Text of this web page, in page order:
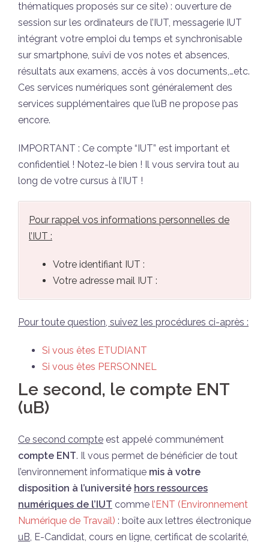
thématiques proposés sur ce site) : ouverture de
session sur les ordinateurs de l’IUT, messagerie IUT
intégrant votre emploi du temps et synchronisable
sur smartphone, suivi de vos notes et absences,
résultats aux examens, accès à vos documents,…etc.
Ces services numériques sont généralement des
services supplémentaires que l’uB ne propose pas
encore.
IMPORTANT : Ce compte “IUT” est important et
confidentiel ! Notez-le bien ! Il vous servira tout au
long de votre cursus à l’IUT !
Pour rappel vos informations personnelles de
l’IUT :
Votre identifiant IUT :
Votre adresse mail IUT :
Pour toute question, suivez les procédures ci-après :
Si vous êtes ETUDIANT
Si vous êtes PERSONNEL
Le second, le compte ENT
(uB)
Ce second compte est appelé communément
compte ENT. Il vous permet de bénéficier de tout
l’environnement informatique mis à votre
disposition à l’université hors ressources
numériques de l’IUT comme l’ENT (Environnement
Numérique de Travail) : boîte aux lettres électronique
uB, E-Candidat, cours en ligne, certificat de scolarité,